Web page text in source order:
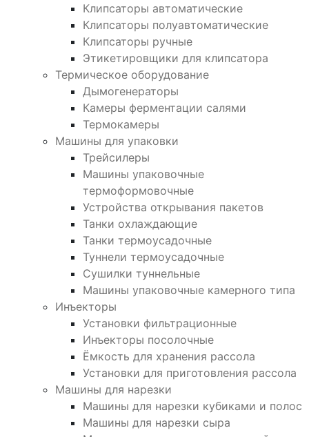
Клипсаторы автоматические
Клипсаторы полуавтоматические
Клипсаторы ручные
Этикетировщики для клипсатора
Термическое оборудование
Дымогенераторы
Камеры ферментации салями
Термокамеры
Машины для упаковки
Трейсилеры
Машины упаковочные
термоформовочные
Устройства открывания пакетов
Танки охлаждающие
Танки термоусадочные
Туннели термоусадочные
Сушилки туннельные
Машины упаковочные камерного типа
Инъекторы
Установки фильтрационные
Инъекторы посолочные
Ёмкость для хранения рассола
Установки для приготовления рассола
Машины для нарезки
Машины для нарезки кубиками и полос
Машины для нарезки сыра